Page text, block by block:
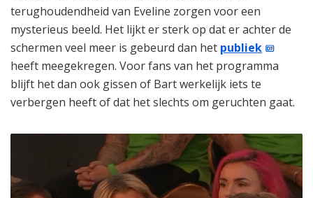
terughoudendheid van Eveline zorgen voor een
mysterieus beeld. Het lijkt er sterk op dat er achter de
schermen veel meer is gebeurd dan het publiek
heeft meegekregen. Voor fans van het programma
blijft het dan ook gissen of Bart werkelijk iets te
verbergen heeft of dat het slechts om geruchten gaat.